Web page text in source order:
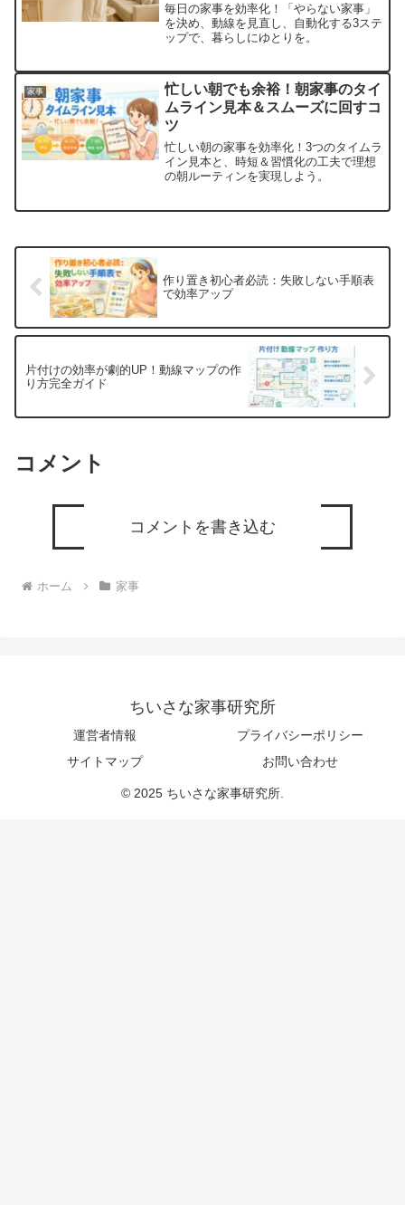
毎日の家事を効率化！「やらない家事」
を決め、動線を見直し、自動化する3ステ
ップで、暮らしにゆとりを。
家事
忙しい朝でも余裕！朝家事のタイ
ムライン見本＆スムーズに回すコ
ツ
忙しい朝の家事を効率化！3つのタイムラ
イン見本と、時短＆習慣化の工夫で理想
の朝ルーティンを実現しよう。
作り置き初心者必読：失敗しない手順表
で効率アップ
片付けの効率が劇的UP！動線マップの作
り方完全ガイド
コメント
コメントを書き込む
ホーム 家事
ちいさな家事研究所
運営者情報
プライバシーポリシー
サイトマップ
お問い合わせ
© 2025 ちいさな家事研究所.